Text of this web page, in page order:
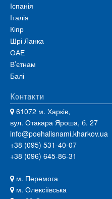
Іспанія
Італія
Кіпр
Шрі Ланка
ОАЕ
В’єтнам
Балі
Контакти
61072 м. Харків,
вул. Отакара Яроша, б. 27
info@poehalisnami.kharkov.ua
+38 (095) 531-40-07
+38 (096) 645-86-31
м. Перемога
м. Олексіївська